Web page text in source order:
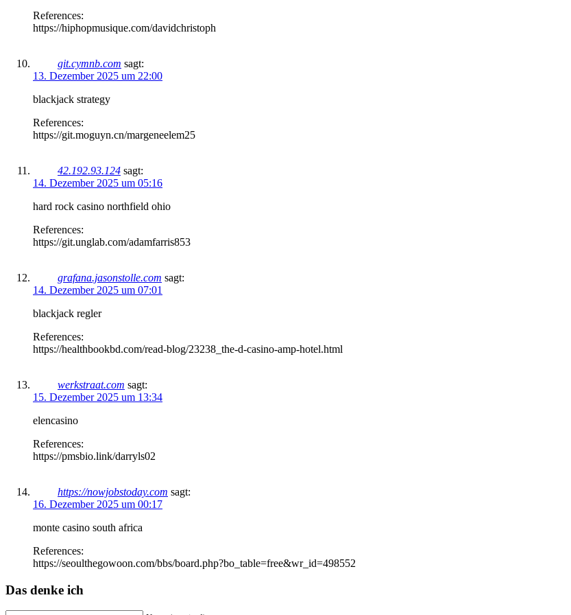
References:
https://hiphopmusique.com/davidchristoph
git.cymnb.com sagt:
13. Dezember 2025 um 22:00
blackjack strategy
References:
https://git.moguyn.cn/margeneelem25
42.192.93.124 sagt:
14. Dezember 2025 um 05:16
hard rock casino northfield ohio
References:
https://git.unglab.com/adamfarris853
grafana.jasonstolle.com sagt:
14. Dezember 2025 um 07:01
blackjack regler
References:
https://healthbookbd.com/read-blog/23238_the-d-casino-amp-hotel.html
werkstraat.com sagt:
15. Dezember 2025 um 13:34
elencasino
References:
https://pmsbio.link/darryls02
https://nowjobstoday.com sagt:
16. Dezember 2025 um 00:17
monte casino south africa
References:
https://seoulthegowoon.com/bbs/board.php?bo_table=free&wr_id=498552
Das denke ich